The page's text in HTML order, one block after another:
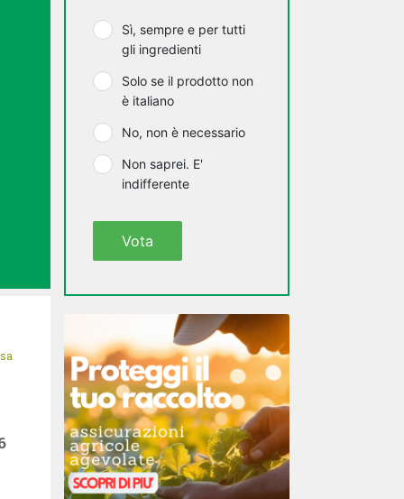
Sì, sempre e per tutti
gli ingredienti
Solo se il prodotto non
è italiano
No, non è necessario
Non saprei. E'
indifferente
Vota